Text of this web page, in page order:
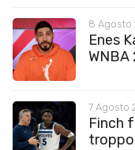
8 Agosto
Enes
WNBA
7 Agosto
Finch
troppo